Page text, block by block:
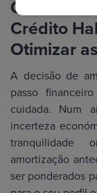
O Guia
Crédito
Otimizar
A decisão de
passo
cuidada. Num
incerteza
tranquilidade
amortização
ser ponderados